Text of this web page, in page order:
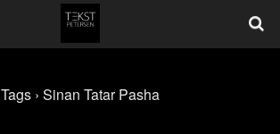
Tags › Sinan Tatar Pasha